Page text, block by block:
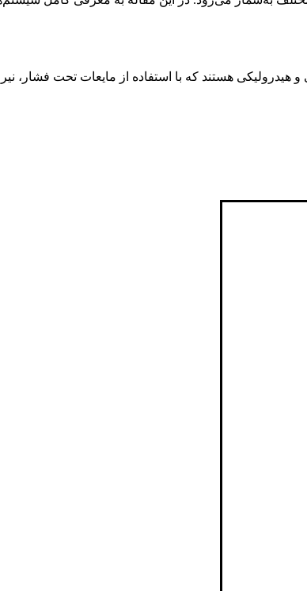
هستند که با استفاده از مایعات تحت فشار،